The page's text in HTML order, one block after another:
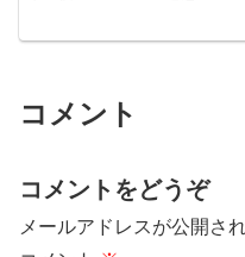
コメント
コメントをどうぞ
メールアドレスが公開さ